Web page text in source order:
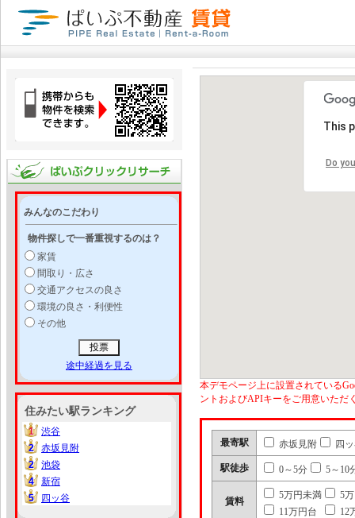
みんなのこだわり
物件探しで一番重視するのは？
家賃
間取り・広さ
交通アクセスの良さ
環境の良さ・利便性
その他
途中経過を見る
住みたい駅ランキング
1
1
渋谷
2
2
赤坂見附
2
2
池袋
4
4
新宿
5
5 四ッ谷
This
Do
本デモページ上に設置されている
ントおよびAPIキーをご用意いただ
最寄駅 赤坂見附 四
駅徒歩 0～5分 5～10
賃料
5万円未満
5
11万円台
12